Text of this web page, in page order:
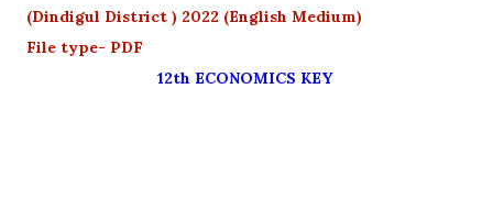
(Dindigul District ) 2022 (English Medium)
File type- PDF
12th ECONOMICS KEY